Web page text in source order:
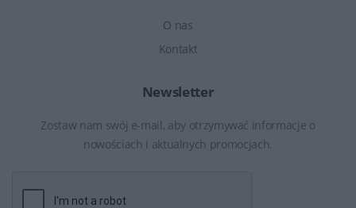
O nas
Kontakt
Newsletter
Zostaw nam swój e-mail, aby otrzymywać informacje o
nowościach i aktualnych promocjach.